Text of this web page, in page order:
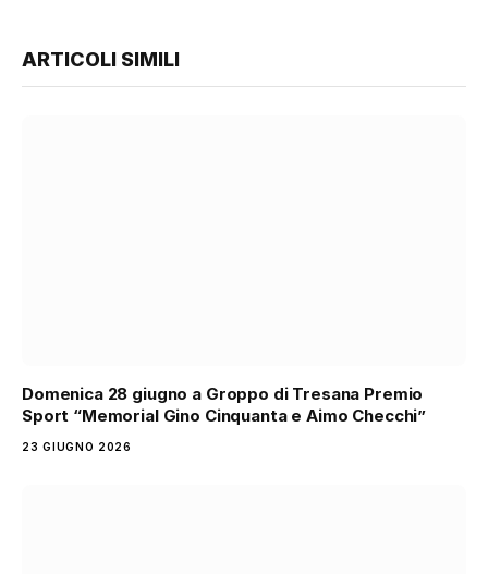
ARTICOLI SIMILI
Domenica 28 giugno a Groppo di Tresana Premio
Sport “Memorial Gino Cinquanta e Aimo Checchi”
23 GIUGNO 2026